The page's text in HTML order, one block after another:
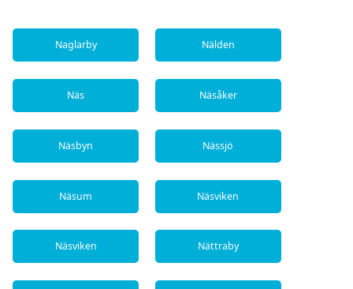
Naglarby Nälden
Näs Näsåker
Näsbyn Nässjö
Näsum Näsviken
Näsviken Nättraby